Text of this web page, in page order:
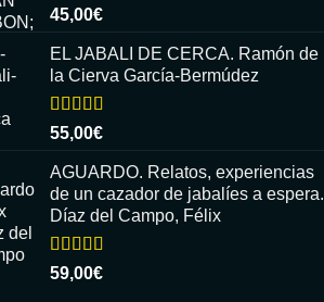
Valorado
con
5
45,00€
EL JABALI DE CERCA. Ramón de
la Cierva García-Bermúdez
Valorado
con
5
55,00€
AGUARDO. Relatos, experiencias
de un cazador de jabalíes a espera.
Díaz del Campo, Félix
Valorado
con
59,00€